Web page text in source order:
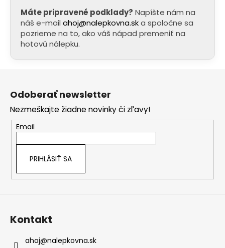
Máte pripravené podklady? Napíšte nám na
náš e-mail ahoj@nalepkovna.ska spoločne sa
pozrieme na to, ako váš nápad premeniť na
hotovú nálepku.
Z
Odoberať newsletter
Nezmeškajte žiadne novinky či zľavy!
Email
PRIHLÁSIŤ SA
Kontakt
ahoj@nalepkovna.sk